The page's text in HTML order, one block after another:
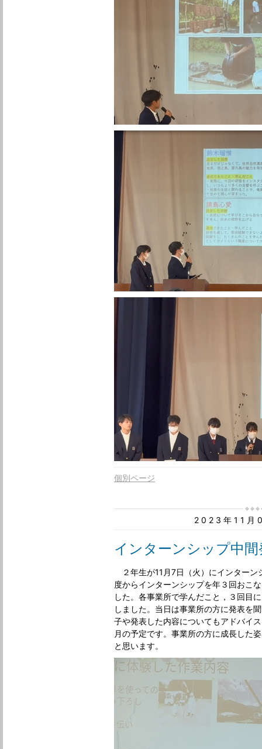
個別ページ
2023年11月
インターンシップ中間
２年生が11月7日（火）にインターン
度からインターンシップを年３回おこ
した。各事業所で学んだこと，３回目
しました。当日は事業所の方に発表を
子や発表した内容についてもアドバイ
月の予定です。事業所の方に成長した
と思います。